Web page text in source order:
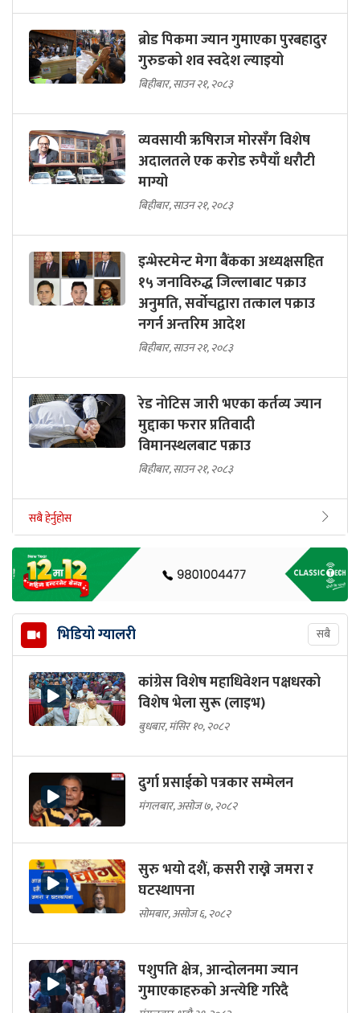
ब्रोड पिकमा ज्यान गुमाएका पुरबहादुर
गुरुङको शव स्वदेश ल्याइयो
बिहीबार, साउन २१, २०८३
व्यवसायी ऋषिराज मोरसँग विशेष
अदालतले एक करोड रुपैयाँ धरौटी
माग्यो
बिहीबार, साउन २१, २०८३
इन्भेस्टमेन्ट मेगा बैंकका अध्यक्षसहित
१५ जनाविरुद्ध जिल्लाबाट पक्राउ
अनुमति, सर्वोचद्वारा तत्काल पक्राउ
नगर्न अन्तरिम आदेश
बिहीबार, साउन २१, २०८३
रेड नोटिस जारी भएका कर्तव्य ज्यान
मुद्दाका फरार प्रतिवादी
विमानस्थलबाट पक्राउ
बिहीबार, साउन २१, २०८३
सबै हेर्नुहोस
भिडियो ग्यालरी सबै
कांग्रेस विशेष महाधिवेशन पक्षधरको
विशेष भेला सुरू (लाइभ)
बुधबार, मंसिर १०, २०८२
दुर्गा प्रसाईको पत्रकार सम्मेलन
मंगलबार, असोज ७, २०८२
सुरु भयो दशैं, कसरी राख्ने जमरा र
घटस्थापना
सोमबार, असोज ६, २०८२
पशुपति क्षेत्र, आन्दोलनमा ज्यान
गुमाएकाहरुको अन्त्येष्टि गरिदै